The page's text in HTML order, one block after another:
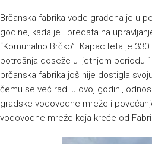
Brčanska fabrika vode građena je u
godine, kada je i predata na
“Komunalno Brčko”. Kapaciteta je
potrošnja doseže u ljetnjem periodu
brčanska fabrika još nije dostigla
čemu se već radi u ovoj godini,
gradske vodovodne mreže i
vodovodne mreže koja kreće od